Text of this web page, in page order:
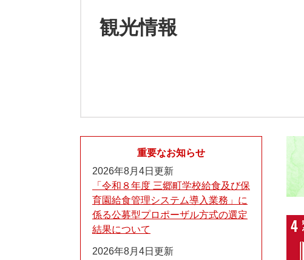
観光情報
本
文
重要なお知らせ
2026年8月4日更新
「令和８年度 三郷町学校給食及び保
育園給食管理システム導入業務」に
係る公募型プロポーザル方式の選定
結果について
2026年8月4日更新